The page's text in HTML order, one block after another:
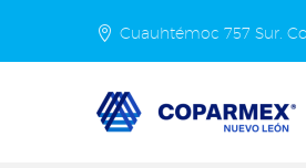
Cuauhtémoc 757 Sur.